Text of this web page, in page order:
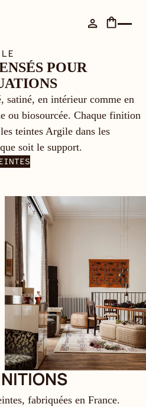
POUR
satiné, en intérieur comme en
ou biosourcée. Chaque finition
teintes Argile dans les
soit le support.
fabriquées en France.